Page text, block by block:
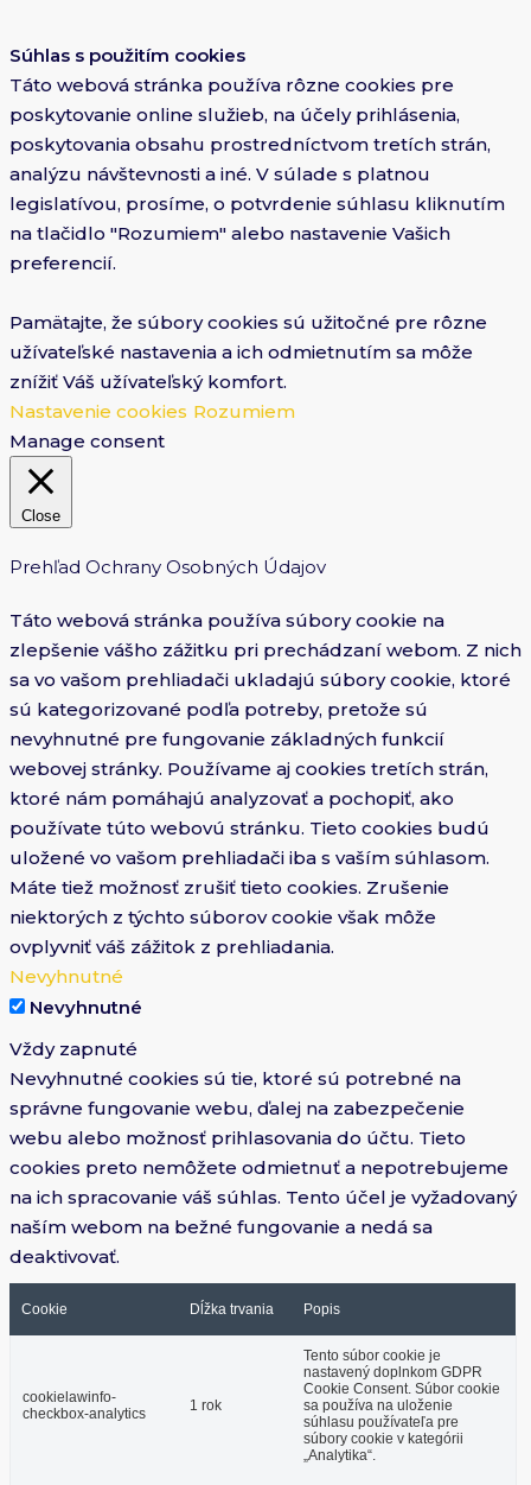
Súhlas s použitím cookies
Táto webová stránka používa rôzne cookies pre
poskytovanie online služieb, na účely prihlásenia,
poskytovania obsahu prostredníctvom tretích strán,
analýzu návštevnosti a iné. V súlade s platnou
legislatívou, prosíme, o potvrdenie súhlasu kliknutím
na tlačidlo "Rozumiem" alebo nastavenie Vašich
preferencií.
Pamätajte, že súbory cookies sú užitočné pre rôzne
užívateľské nastavenia a ich odmietnutím sa môže
znížiť Váš užívateľský komfort.
Nastavenie cookies Rozumiem
Manage consent
Close
Prehľad Ochrany Osobných Údajov
Táto webová stránka používa súbory cookie na
zlepšenie vášho zážitku pri prechádzaní webom. Z nich
sa vo vašom prehliadači ukladajú súbory cookie, ktoré
sú kategorizované podľa potreby, pretože sú
nevyhnutné pre fungovanie základných funkcií
webovej stránky. Používame aj cookies tretích strán,
ktoré nám pomáhajú analyzovať a pochopiť, ako
používate túto webovú stránku. Tieto cookies budú
uložené vo vašom prehliadači iba s vaším súhlasom.
Máte tiež možnosť zrušiť tieto cookies. Zrušenie
niektorých z týchto súborov cookie však môže
ovplyvniť váš zážitok z prehliadania.
Nevyhnutné
Nevyhnutné
Vždy zapnuté
Nevyhnutné cookies sú tie, ktoré sú potrebné na
správne fungovanie webu, ďalej na zabezpečenie
webu alebo možnosť prihlasovania do účtu. Tieto
cookies preto nemôžete odmietnuť a nepotrebujeme
na ich spracovanie váš súhlas. Tento účel je vyžadovaný
naším webom na bežné fungovanie a nedá sa
deaktivovať.
Cookie Dĺžka trvania Popis
cookielawinfo-
checkbox-analytics
1 rok
Tento súbor cookie je
nastavený doplnkom GDPR
Cookie Consent. Súbor cookie
sa používa na uloženie
súhlasu používateľa pre
súbory cookie v kategórii
„Analytika“.